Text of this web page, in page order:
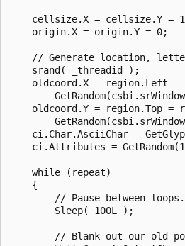
cellsize.X = cellsize.Y =
    origin.X = origin.Y = 0;
// Generate location,
    srand( _threadid );
oldcoord.X = region.Left =
oldcoord.Y = region.Top =
ci.Char.AsciiChar =
ci.Attributes =
    while (repeat)
    {
        // Pause between loops.
        Sleep( 100L );
// Blank out our old